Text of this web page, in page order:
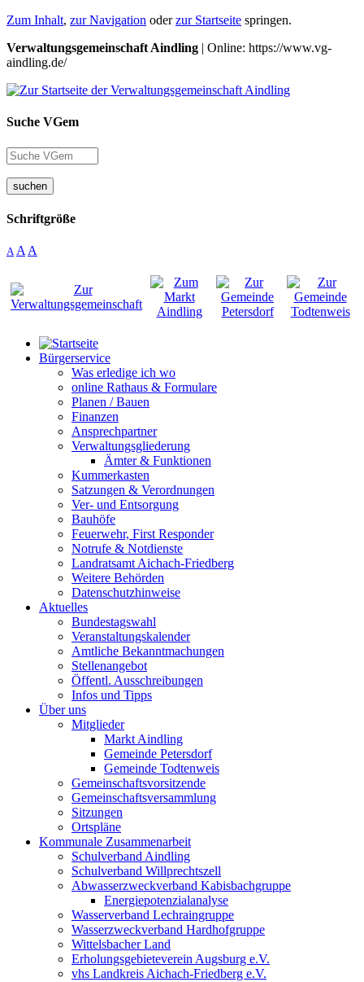
Zum Inhalt, zur Navigation oderzur Startseite springen.
Verwaltungsgemeinschaft Aindling | Online: https://www.vg-
aindling.de/
Suche VGem
suchen
Schriftgröße
A A A
Bürgerservice
Was erledige ich wo
online Rathaus & Formulare
Planen / Bauen
Finanzen
Ansprechpartner
Verwaltungsgliederung
Ämter & Funktionen
Kummerkasten
Satzungen & Verordnungen
Ver- und Entsorgung
Bauhöfe
Feuerwehr, First Responder
Notrufe & Notdienste
Landratsamt Aichach-Friedberg
Weitere Behörden
Datenschutzhinweise
Aktuelles
Bundestagswahl
Veranstaltungskalender
Amtliche Bekanntmachungen
Stellenangebot
Öffentl. Ausschreibungen
Infos und Tipps
Über uns
Mitglieder
Markt Aindling
Gemeinde Petersdorf
Gemeinde Todtenweis
Gemeinschaftsvorsitzende
Gemeinschaftsversammlung
Sitzungen
Ortspläne
Kommunale Zusammenarbeit
Schulverband Aindling
Schulverband Willprechtszell
Abwasserzweckverband Kabisbachgruppe
Energiepotenzialanalyse
Wasserverband Lechraingruppe
Wasserzweckverband Hardhofgruppe
Wittelsbacher Land
Erholungsgebieteverein Augsburg e.V.
vhs Landkreis Aichach-Friedberg e.V.